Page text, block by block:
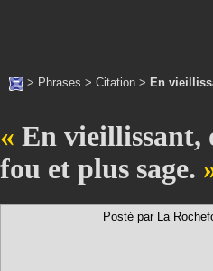
> Phrases > Citation > En
En vieillissant,
fou et plus sage.
Posté par La